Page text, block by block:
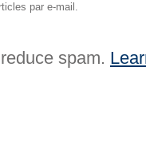
par e-mail.
spam.